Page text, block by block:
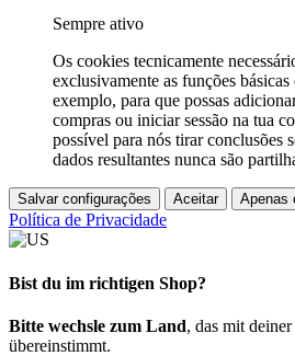
Sempre ativo
Os cookies tecnicamente
exclusivamente as funções
exemplo, para que possas
compras ou iniciar sessão na tua
possível para nós tirar conclusões
dados resultantes nunca são
Salvar configurações Aceitar Apenas
Política de Privacidade
Bist du im richtigen Shop?
Bitte wechsle zum Land, das mit
übereinstimmt.